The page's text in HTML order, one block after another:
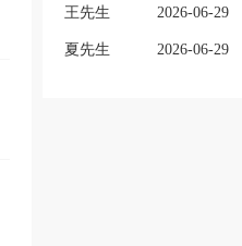
王先生 2026-06-29
夏先生 2026-06-29